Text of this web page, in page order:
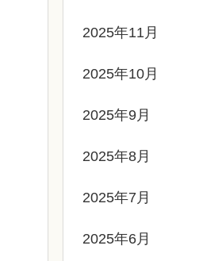
2025年11月
2025年10月
2025年9月
2025年8月
2025年7月
2025年6月